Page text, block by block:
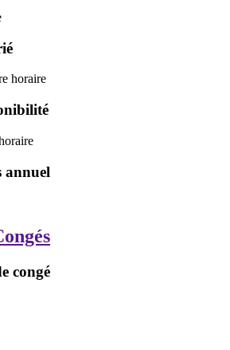
horaire
annuel
congé